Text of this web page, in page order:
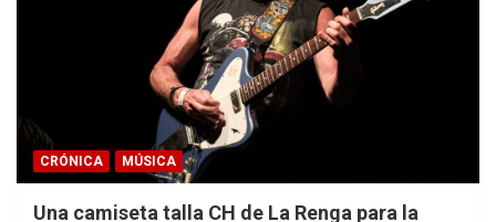
CRÓNICA MÚSICA
Una camiseta talla CH de La Renga para la